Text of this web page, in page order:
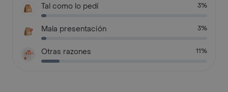
Tal como lo pedí 3%
Mala presentación 3%
Otras razones 11%